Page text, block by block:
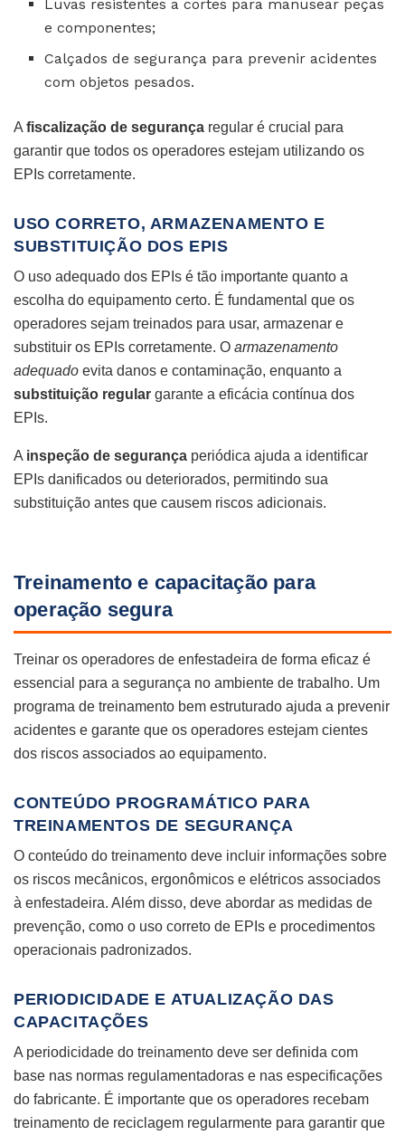
Luvas resistentes a cortes para manusear peças
e componentes;
Calçados de segurança para prevenir acidentes
com objetos pesados.
Afiscalização de segurança regular é crucial para
garantir que todos os operadores estejam utilizando os
EPIs corretamente.
USO CORRETO, ARMAZENAMENTO E
SUBSTITUIÇÃO DOS EPIS
O uso adequado dos EPIs é tão importante quanto a
escolha do equipamento certo. É fundamental que os
operadores sejam treinados para usar, armazenar e
substituir os EPIs corretamente. O armazenamento
adequado evita danos e contaminação, enquanto a
substituição regular garante a eficácia contínua dos
EPIs.
A inspeção de segurança periódica ajuda a identificar
EPIs danificados ou deteriorados, permitindo sua
substituição antes que causem riscos adicionais.
Treinamento e capacitação para
operação segura
Treinar os operadores de enfestadeira de forma eficaz é
essencial para a segurança no ambiente de trabalho. Um
programa de treinamento bem estruturado ajuda a prevenir
acidentes e garante que os operadores estejam cientes
dos riscos associados ao equipamento.
CONTEÚDO PROGRAMÁTICO PARA
TREINAMENTOS DE SEGURANÇA
O conteúdo do treinamento deve incluir informações sobre
os riscos mecânicos, ergonômicos e elétricos associados
à enfestadeira. Além disso, deve abordar as medidas de
prevenção, como o uso correto de EPIs e procedimentos
operacionais padronizados.
PERIODICIDADE E ATUALIZAÇÃO DAS
CAPACITAÇÕES
A periodicidade do treinamento deve ser definida com
base nas normas regulamentadoras e nas especificações
do fabricante. É importante que os operadores recebam
treinamento de reciclagem regularmente para garantir que